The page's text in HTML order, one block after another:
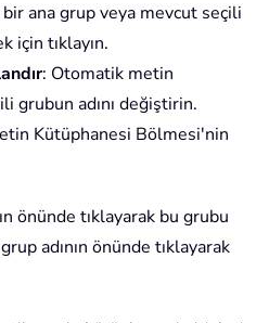
bir ana grup veya mevcut seçili
için tıklayın.
: Otomatik metin
grubun adını değiştirin.
Kütüphanesi Bölmesi'nin
önünde tıklayarak bu grubu
adının önünde tıklayarak